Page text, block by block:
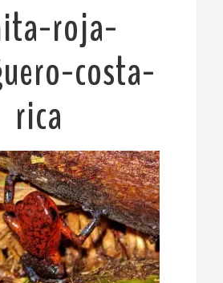
roja-
costa-
rica